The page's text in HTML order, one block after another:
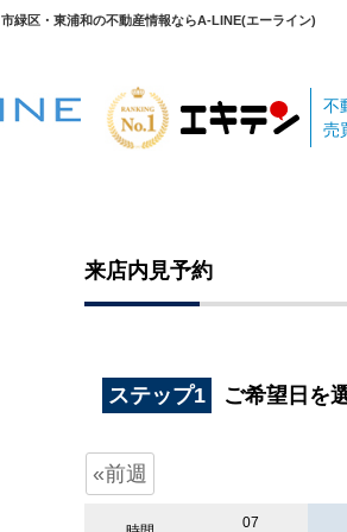
緑区・東浦和の不動産情報ならA-LINE(エーライン)
不
売
来店内見予約
ステップ1 ご希望日を
«前週
07